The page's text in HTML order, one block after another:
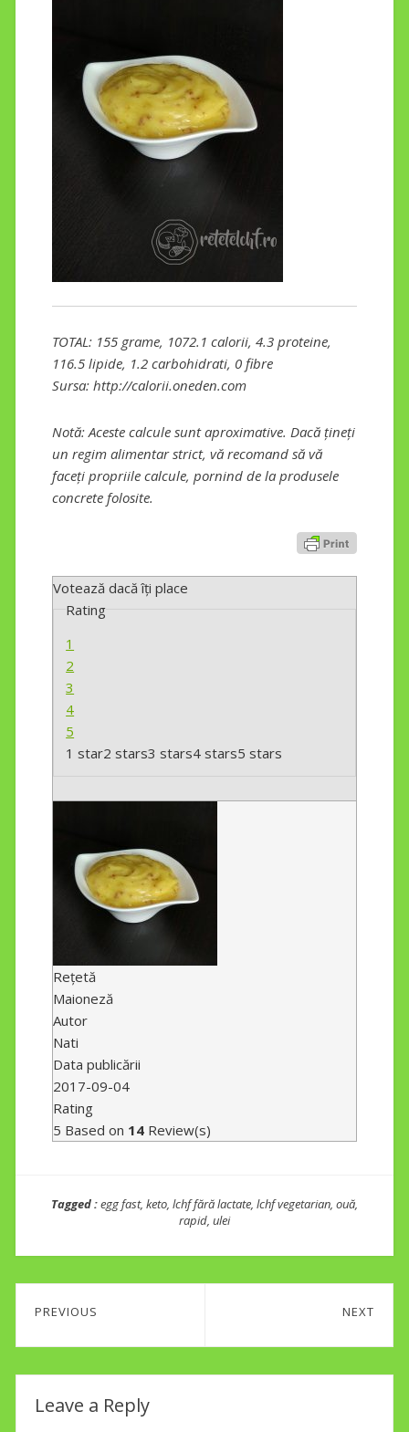
TOTAL: 155 grame, 1072.1 calorii, 4.3 proteine,
116.5 lipide, 1.2 carbohidrati, 0 fibre
Sursa: http://calorii.oneden.com
Notă: Aceste calcule sunt aproximative. Dacă țineți
un regim alimentar strict, vă recomand să vă
faceți propriile calcule, pornind de la produsele
concrete folosite.
Votează dacă îți place
Rating
1
2
3
4
5
1 star2 stars3 stars4 stars5 stars
Rețetă
Maioneză
Autor
Nati
Data publicării
2017-09-04
Rating
5 Based on 14 Review(s)
Tagged :egg fast, keto, lchf fără lactate, lchf vegetarian, ouă,
rapid, ulei
Post
navigation
PREVIOUS NEXT
Leave a Reply